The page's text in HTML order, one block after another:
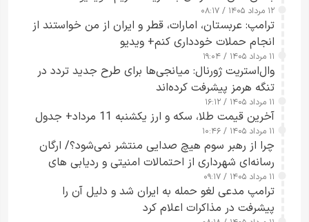
۱۲ مرداد ۱۴۰۵ / ۰۸:۱۷
ترامپ: عربستان، امارات، قطر و ایران از من خواستند از
انجام حملات خودداری کنم+ ویدیو
۱۱ مرداد ۱۴۰۵ / ۱۹:۰۴
وال‌استریت ژورنال: میانجی‌ها برای طرح جدید تردد در
تنگه هرمز پیشرفت کرده‌اند
۱۱ مرداد ۱۴۰۵ / ۱۶:۱۲
آخرین قیمت طلا، سکه و ارز یکشنبه 11 مرداد+ جدول
۱۱ مرداد ۱۴۰۵ / ۱۰:۴۶
چرا از رهبر سوم هیچ صدایی منتشر نمی‌شود؟/ ارگان
رسانه‌ای شهرداری از احتمالات امنیتی و ردیابی های
جاسوسی گفت
۱۱ مرداد ۱۴۰۵ / ۰۹:۱۷
ترامپ مدعی لغو حمله به ایران شد و دلیل آن را
پیشرفت در مذاکرات اعلام کرد